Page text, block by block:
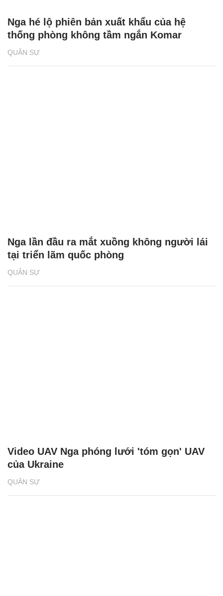
QUÂN SỰ
Nga hé lộ phiên bản xuất khẩu của hệ
thống phòng không tầm ngắn Komar
QUÂN SỰ
Nga lần đầu ra mắt xuồng không người lái
tại triển lãm quốc phòng
QUÂN SỰ
Video UAV Nga phóng lưới 'tóm gọn' UAV
của Ukraine